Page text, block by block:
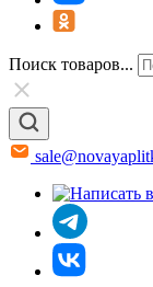
Поиск товаров...